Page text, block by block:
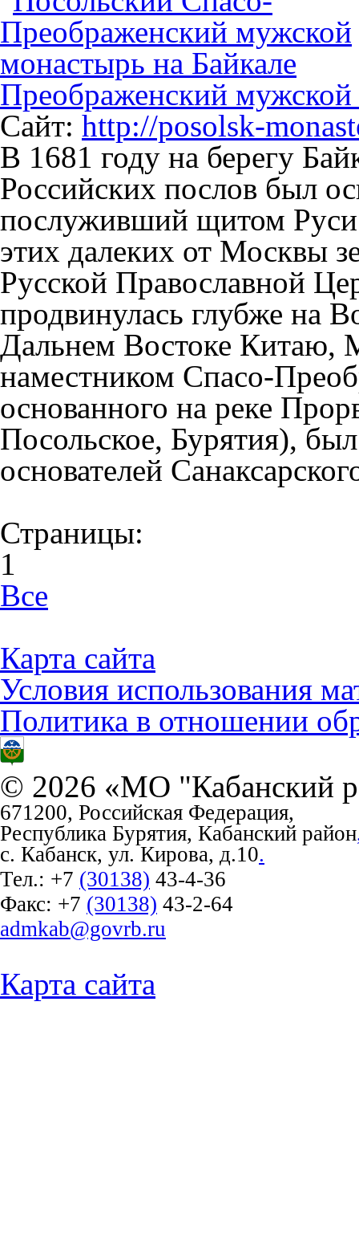
Преображенский мужской
Сайт: http://posolsk-
В 1681 году на берегу
Российских послов был
послуживший щитом Руси
этих далеких от Москвы
Русской Православной
продвинулась глубже на
Дальнем Востоке
наместником Спасо-
основанного на реке
Посольское, Бурятия),
основателей
Страницы:
1
Все
Карта сайта
Условия использования
Политика в отношении
© 2026 «МО "Кабанский
671200, Российская Федерация,
Республика Бурятия, Кабанский район
с. Кабанск, ул. Кирова, д.10.
Тел.: +7 (30138) 43-4-36
Факс: +7 (30138) 43-2-64
admkab@govrb.ru
Карта сайта